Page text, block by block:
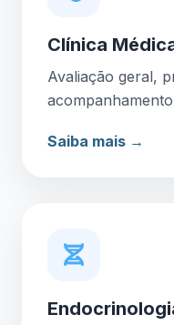
Clínica
Avaliação geral,
Saiba mais →